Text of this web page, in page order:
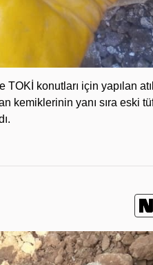
konutları için yapılan
kemiklerinin yanı sıra eski